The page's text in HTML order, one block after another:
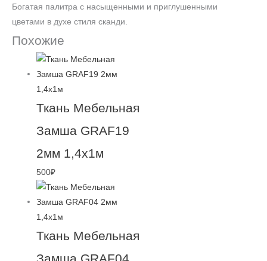
Богатая палитра с насыщенными и приглушенными
цветами в духе стиля сканди.
Похожие
Ткань Мебельная
Замша GRAF19
2мм 1,4х1м
500₽
Ткань Мебельная
Замша GRAF04